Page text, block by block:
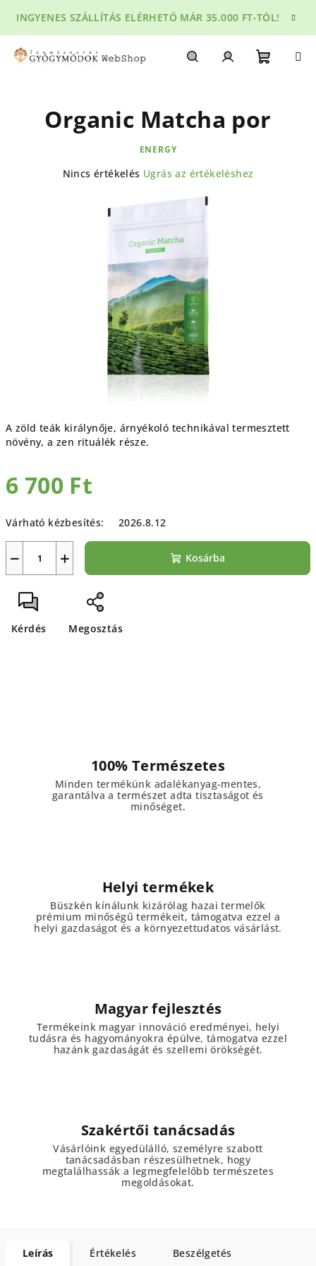
fő
tartalomhoz
INGYENES SZÁLLÍTÁS ELÉRHETŐ MÁR 35.000 FT-TÓL!
A zöld teák királynője, árnyékoló technikával termesztett
növény, a zen rituálék része.
6 700 Ft
Várható kézbesítés:
2026.8.12
+
− Kosárba
Kérdés Megosztás
Organic Matcha por
ENERGY
A
értékelése
Nincs értékelés Ugrás az értékeléshez
100% Természetes
Minden termékünk adalékanyag-mentes,
garantálva a természet adta tisztaságot és
minőséget.
Helyi termékek
Büszkén kínálunk kizárólag hazai termelők
prémium minőségű termékeit, támogatva ezzel a
helyi gazdaságot és a környezettudatos vásárlást.
Magyar fejlesztés
Termékeink magyar innováció eredményei, helyi
tudásra és hagyományokra épülve, támogatva ezzel
hazánk gazdaságát és szellemi örökségét.
Szakértői tanácsadás
Vásárlóink egyedülálló, személyre szabott
tanácsadásban részesülhetnek, hogy
megtalálhassák a legmegfelelőbb természetes
megoldásokat.
Leírás Értékelés Beszélgetés